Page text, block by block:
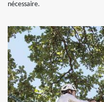
nécessaire.